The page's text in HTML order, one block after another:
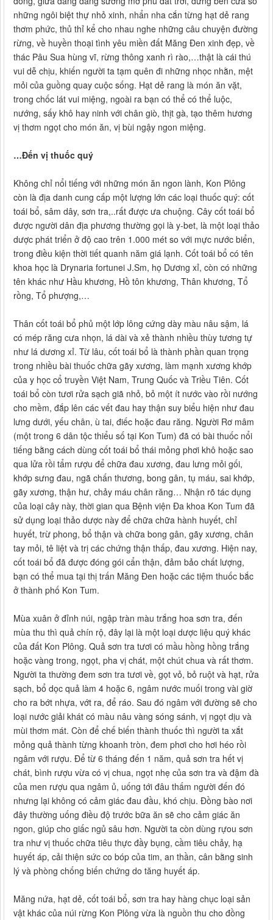
những ngôi biệt thự nhỏ xinh, nhẩn nha cắn từng hạt dẻ rang
thơm phức, thủ thỉ kể cho nhau nghe những câu chuyện đường
rừng, về huyền thoại tình yêu miền đất Măng Đen xinh đẹp, về
thác Pâu Sua hùng vĩ, rừng thông xanh rì rào,…thật là cái thú
vui dễ chịu, khiến người ta tạm quên đi những nhọc nhằn, mệt
mỏi của guồng quay cuộc sống. Hạt dẻ rang là món ăn vặt,
trong chốc lát vui miệng, ngoài ra bạn có thể có thể luộc,
nướng, sấy khô hay ninh với chân giò, thịt gà, tạo thêm hương
vị thơm ngọt cho món ăn, vị bùi ngậy ngon miệng.
…Đến vị thuốc quý
Không chỉ nổi tiếng với những món ăn ngon lành, Kon Plông
còn là địa danh cung cấp một lượng lớn các loại thuốc quý: cốt
toái bổ, sâm dây, sơn tra,..rất được ưa chuộng. Cây cốt toái bổ
được người dân địa phương thường gọi là y-bet, là một loại thảo
dược phát triển ở độ cao trên 1.000 mét so với mực nước biển,
trong điều kiện thời tiết quanh năm giá lạnh. Cốt toái bổ có tên
khoa học là Drynaria fortunei J.Sm, họ Dương xỉ, còn có những
tên khác như Hầu khương, Hồ tôn khương, Thân khương, Tổ
rồng, Tổ phượng,…
Thân cốt toái bổ phủ một lớp lông cứng dày màu nâu sậm, lá
có mép răng cưa nhọn, lá dài và xẻ thành nhiều thùy tương tự
như lá dương xỉ. Từ lâu, cốt toái bổ là thành phần quan trọng
trong nhiều bài thuốc chữa gãy xương, làm mạnh xương khớp
của y học cổ truyền Việt Nam, Trung Quốc và Triều Tiên. Cốt
toái bổ còn tươi rửa sạch giã nhỏ, bỏ một ít nước vào rồi nướng
cho mềm, đắp lên các vết đau hay thận suy biểu hiện như đau
lưng dưới, yếu chân, ù tai, điếc hoặc đau răng. Người Rơ mâm
(một trong 6 dân tộc thiểu số tại Kon Tum) đã có bài thuốc nổi
tiếng bằng cách dùng cốt toái bổ thái mỏng phơi khô hoặc sao
qua lửa rồi tẩm rượu để chữa đau xương, đau lưng mỏi gối,
khớp sưng đau, ngã chấn thương, bong gân, tụ máu, sai khớp,
gãy xương, thận hư, chảy máu chân răng… Nhận rõ tác dụng
của loại cây này, thời gian qua Bệnh viện Đa khoa Kon Tum đã
sử dụng loại thảo dược này để chữa chữa hành huyết, chỉ
huyết, trừ phong, bổ thận và chữa bong gân, gãy xương, chân
tay mỏi, tê liệt và trị các chứng thận thấp, đau xương. Hiện nay,
cốt toái bổ đã được đóng gói cẩn thận, đảm bảo chất lượng,
bạn có thể mua tại thị trấn Măng Đen hoặc các tiệm thuốc bắc
ở thành phố Kon Tum.
Mùa xuân ở đỉnh núi, ngập tràn màu trắng hoa sơn tra, đến
mùa thu thì quả chín rộ, đây lại là một loại dược liệu quý khác
của đất Kon Plông. Quả sơn tra tươi có mầu hồng hồng trắng
hoặc vàng trong, ngọt, pha vị chát, một chút chua và rất thơm.
Người ta thường đem sơn tra tươi về, gọt vỏ, bỏ ruột và hạt, rửa
sạch, bổ dọc quả làm 4 hoặc 6, ngâm nước muối trong vài giờ
cho ra bớt nhựa, vớt ra, để ráo. Sau đó ngâm với đường sẽ cho
loại nước giải khát có màu nâu vàng sóng sánh, vị ngọt dịu và
mùi thơm mát. Còn để chế biến thành thuốc thì người ta xắt
mỏng quả thành từng khoanh tròn, đem phơi cho hơi héo rồi
ngâm với rượu. Để từ 6 tháng đến 1 năm, quả sơn tra hết vị
chát, bình rượu vừa có vị chua, ngọt nhẹ của sơn tra và đậm đà
của men rượu qua ngâm ủ, uống tới đâu thấm người đến đó
nhưng lại không có cảm giác đau đầu, khó chịu. Đồng bào nơi
đây thường uống điều độ trước bữa ăn sẽ cho cảm giác ăn
ngon, giúp cho giấc ngủ sâu hơn. Người ta còn dùng rựou sơn
tra như vị thuốc chữa tiêu thực đầy bụng, cầm tiêu chảy, hạ
huyết áp, cải thiện sức co bóp của tim, an thần, cân bằng sinh
lý và phòng chống biến chứng do tăng huyết áp.
Măng nứa, hạt dẻ, cốt toái bổ, sơn tra hay hàng chục loại sản
vật khác của núi rừng Kon Plông vừa là nguồn thu cho đồng